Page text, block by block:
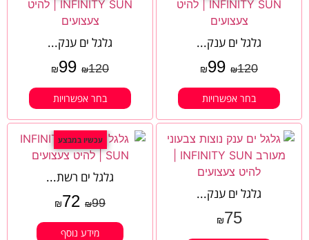
גלגל ים ענק...
₪120
₪99
בחר אפשרויות
גלגל ים ענק...
₪120
₪99
בחר אפשרויות
גלגל ים ענק...
₪75
עכשיו במבצע
גלגל ים רשת...
₪99
₪72
מידע נוסף